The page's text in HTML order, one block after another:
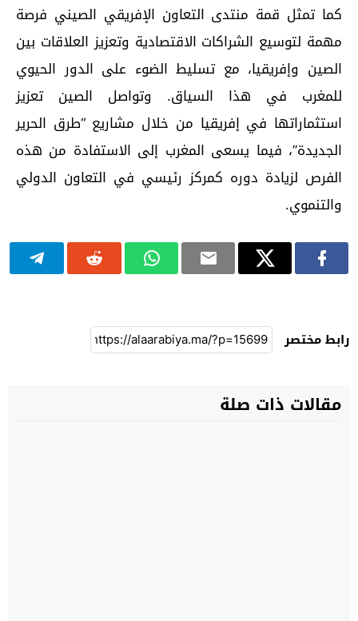
كما تمثل قمة منتدى التعاون الإفريقي الصيني فرصة
مهمة لتوسيع الشراكات الاقتصادية وتعزيز العلاقات بين
الصين وإفريقيا، مع تسليط الضوء على الدور الحيوي
للمغرب في هذا السياق. وتواصل الصين تعزيز
استثماراتها في إفريقيا من خلال مشاريع “طرق الحرير
الجديدة”، فيما يسعى المغرب إلى الاستفادة من هذه
الفرص لزيادة دوره كمركز رئيسي في التعاون الدولي
والتنموي.
رابط مختصر
مقالات ذات صلة